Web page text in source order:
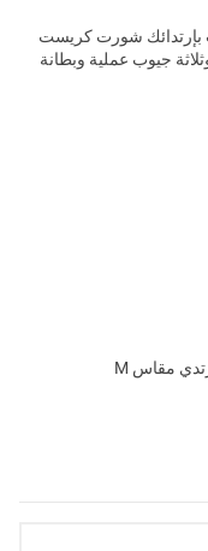
بإرتدائك شورت كريست
جيوب عملية وبطانة